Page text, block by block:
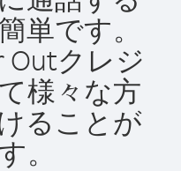
単です。
Outクレジ
様々な方
ることが
。